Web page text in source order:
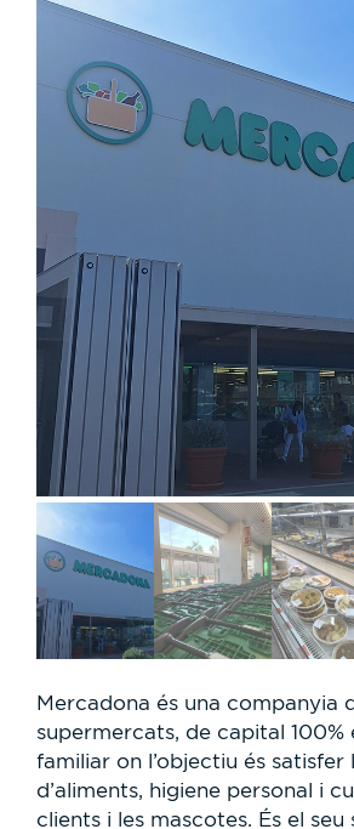
Mercadona és una companyia
supermercats, de capital 100%
familiar on l’objectiu és satisfer
d’aliments, higiene personal i
clients i les mascotes. És el